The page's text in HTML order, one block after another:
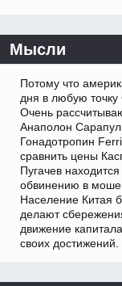
Мысли
Потому что
дня в любую
Очень
Анаполон
Гонадотропин
сравнить цены
Пугачев
обвинению в
Население Китая
делают
движение
своих достижений.